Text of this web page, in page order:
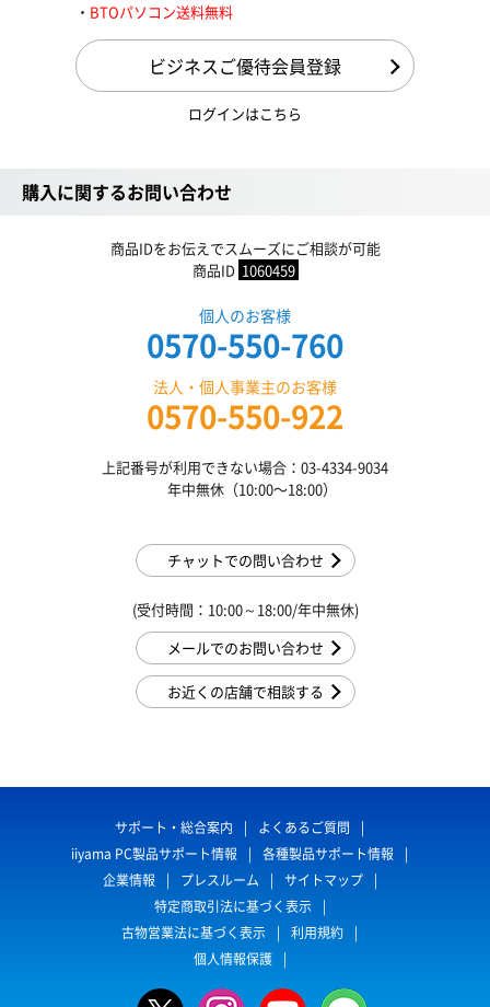
BTOパソコン送料無料
ビジネスご優待会員登録
ログインはこちら
購入に関するお問い合わせ
商品IDをお伝えでスムーズにご相談が可能
商品ID 1060459
個人のお客様
0570-550-760
法人・個人事業主のお客様
0570-550-922
上記番号が利用できない場合：03-4334-9034
年中無休（10:00〜18:00）
チャットでの問い合わせ
(受付時間：10:00～18:00/年中無休)
メールでのお問い合わせ
お近くの店舗で相談する
サポート・総合案内
よくあるご質問
iiyama PC製品サポート情報
各種製品サポート情報
企業情報
プレスルーム
サイトマップ
特定商取引法に基づく表示
古物営業法に基づく表示
利用規約
個人情報保護